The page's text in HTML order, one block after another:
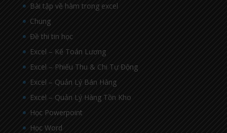
Bài tập về hàm trong excel
Chung
Đề thi tin học
Excel – Kế Toán Lương
Excel – Phiếu Thu & Chi Tự Động
Excel – Quản Lý Bán Hàng
Excel – Quản Lý Hàng Tồn Kho
Học Powerpoint
Học Word